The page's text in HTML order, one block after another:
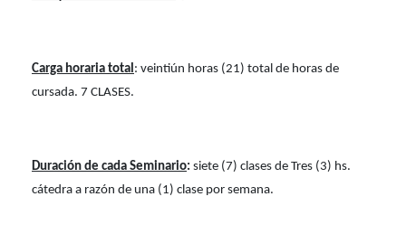
Carga horaria total : veintiún horas (21) total de horas de
cursada. 7 CLASES.
Duración de cada Seminario: siete (7) clases de Tres (3) hs.
cátedra a razón de una (1) clase por semana.